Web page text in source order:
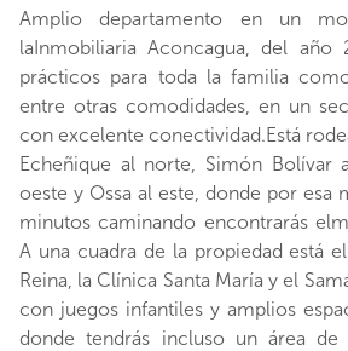
Amplio departamento en un
laInmobiliaria Aconcagua, del año
prácticos para toda la familia
entre otras comodidades, en un
con excelente conectividad.Está
Echeñique al norte, Simón Bolívar
oeste y Ossa al este, donde por esa
minutos caminando encontrarás
A una cuadra de la propiedad está
Reina, la Clínica Santa María y el
con juegos infantiles y amplios
donde tendrás incluso un área de